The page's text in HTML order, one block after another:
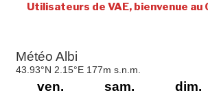
Utilisateurs de VAE, bienvenue au CRA